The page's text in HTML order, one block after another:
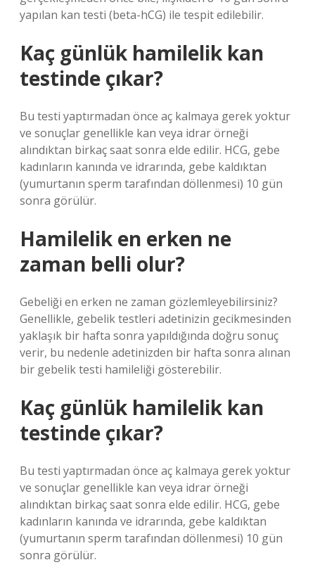
yapılan kan testi (beta-hCG) ile tespit edilebilir.
Kaç günlük hamilelik kan
testinde çıkar?
Bu testi yaptırmadan önce aç kalmaya gerek yoktur
ve sonuçlar genellikle kan veya idrar örneği
alındıktan birkaç saat sonra elde edilir. HCG, gebe
kadınların kanında ve idrarında, gebe kaldıktan
(yumurtanın sperm tarafından döllenmesi) 10 gün
sonra görülür.
Hamilelik en erken ne
zaman belli olur?
Gebeliği en erken ne zaman gözlemleyebilirsiniz?
Genellikle, gebelik testleri adetinizin gecikmesinden
yaklaşık bir hafta sonra yapıldığında doğru sonuç
verir, bu nedenle adetinizden bir hafta sonra alınan
bir gebelik testi hamileliği gösterebilir.
Kaç günlük hamilelik kan
testinde çıkar?
Bu testi yaptırmadan önce aç kalmaya gerek yoktur
ve sonuçlar genellikle kan veya idrar örneği
alındıktan birkaç saat sonra elde edilir. HCG, gebe
kadınların kanında ve idrarında, gebe kaldıktan
(yumurtanın sperm tarafından döllenmesi) 10 gün
sonra görülür.